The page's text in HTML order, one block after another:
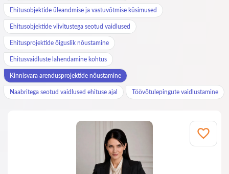
Ehitusobjektide üleandmise ja vastuvõtmise küsimused
Ehitusobjektide viivitustega seotud vaidlused
Ehitusprojektide õiguslik nõustamine
Ehitusvaidluste lahendamine kohtus
Kinnisvara arendusprojektide nõustamine
Naabritega seotud vaidlused ehituse ajal Töövõtulepingute vaidlustamine